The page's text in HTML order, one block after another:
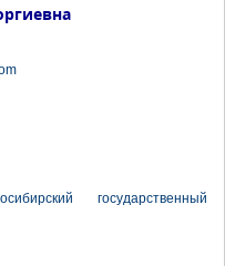
государственный